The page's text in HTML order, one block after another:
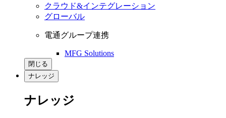
クラウド&インテグレーション
グローバル
電通グループ連携
MFG Solutions
閉じる
ナレッジ
ナレッジ